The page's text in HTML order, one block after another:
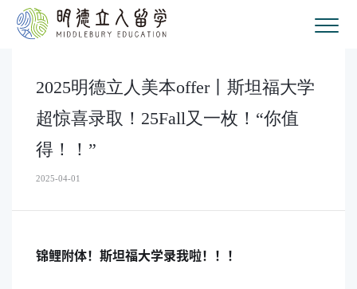
2025明德立人美本offer丨斯坦福大学
超惊喜录取！25Fall又一枚！“你值
得！！”
2025-04-01
锦鲤附体！斯坦福大学录我啦！！！